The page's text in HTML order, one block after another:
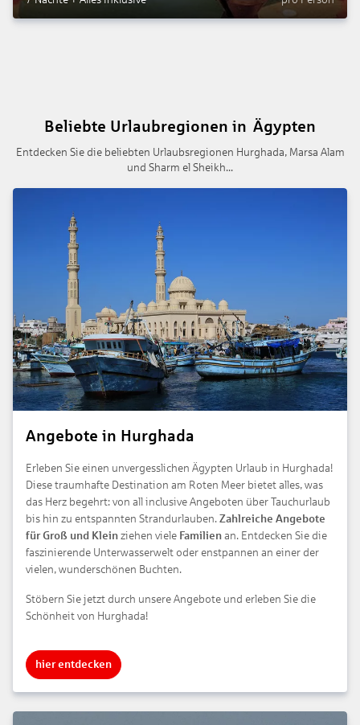
Beliebte Urlaubregionen in Ägypten
Entdecken Sie die beliebten Urlaubsregionen Hurghada, Marsa Alam
und Sharm el Sheikh...
Angebote in Hurghada
Erleben Sie einen unvergesslichen Ägypten Urlaub in Hurghada!
Diese traumhafte Destination am Roten Meer bietet alles, was
das Herz begehrt: von all inclusive Angeboten über Tauchurlaub
bis hin zu entspannten Strandurlauben. Zahlreiche Angebote
für Groß und Klein ziehen viele Familien an. Entdecken Sie die
faszinierende Unterwasserwelt oder enstpannen an einer der
vielen, wunderschönen Buchten.
Stöbern Sie jetzt durch unsere Angebote und erleben Sie die
Schönheit von Hurghada!
hier entdecken